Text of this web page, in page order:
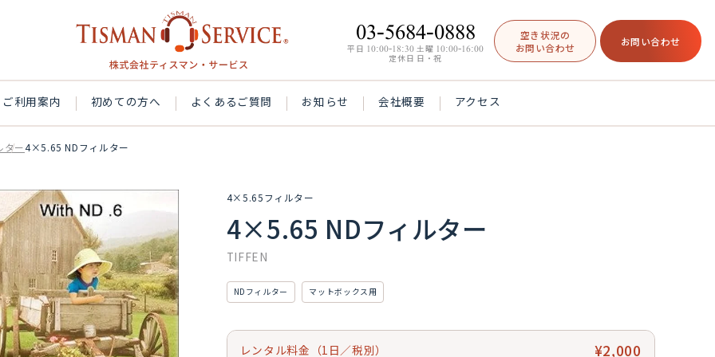
ご利用案内 初めての方へ よくあるご質問 お知らせ 会社概要 アクセス
03-5684-0888
平日 10:00-18:30 土曜 10:00-16:00
定休日 日・祝
空き状況の
お問い合わせ
お問い合わせ
ー4×5.65 NDフィルター
4×5.65フィルター
4×5.65 NDフィルター
TIFFEN
NDフィルター マットボックス用
レンタル料金（1日／税別） ¥2,000